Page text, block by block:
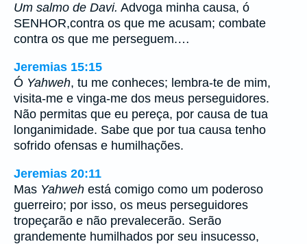
Um salmo de Davi. Advoga minha causa, ó
SENHOR,contra os que me acusam; combate
contra os que me perseguem.…
Jeremias 15:15
Ó Yahweh, tu me conheces; lembra-te de mim,
visita-me e vinga-me dos meus perseguidores.
Não permitas que eu pereça, por causa de tua
longanimidade. Sabe que por tua causa tenho
sofrido ofensas e humilhações.
Jeremias 20:11
Mas Yahweh está comigo como um poderoso
guerreiro; por isso, os meus perseguidores
tropeçarão e não prevalecerão. Serão
grandemente humilhados por seu insucesso,